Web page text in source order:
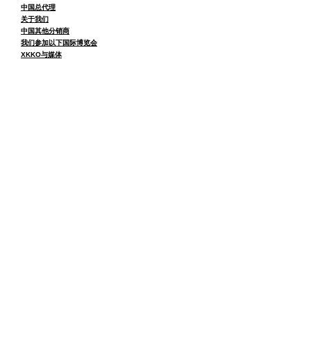
中国总代理
关于我们
中国其他分销商
我们参加以下国际博览会
XKKO与媒体